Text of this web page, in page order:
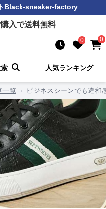
Black-sneaker-factory
入で送料無料
0 0
人気ランキング
一覧 › ビジネスシーンでも違和